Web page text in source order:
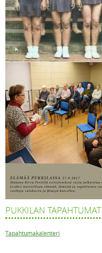
PUKKILAN TAPAHTUMAT
Tapahtumakalenteri